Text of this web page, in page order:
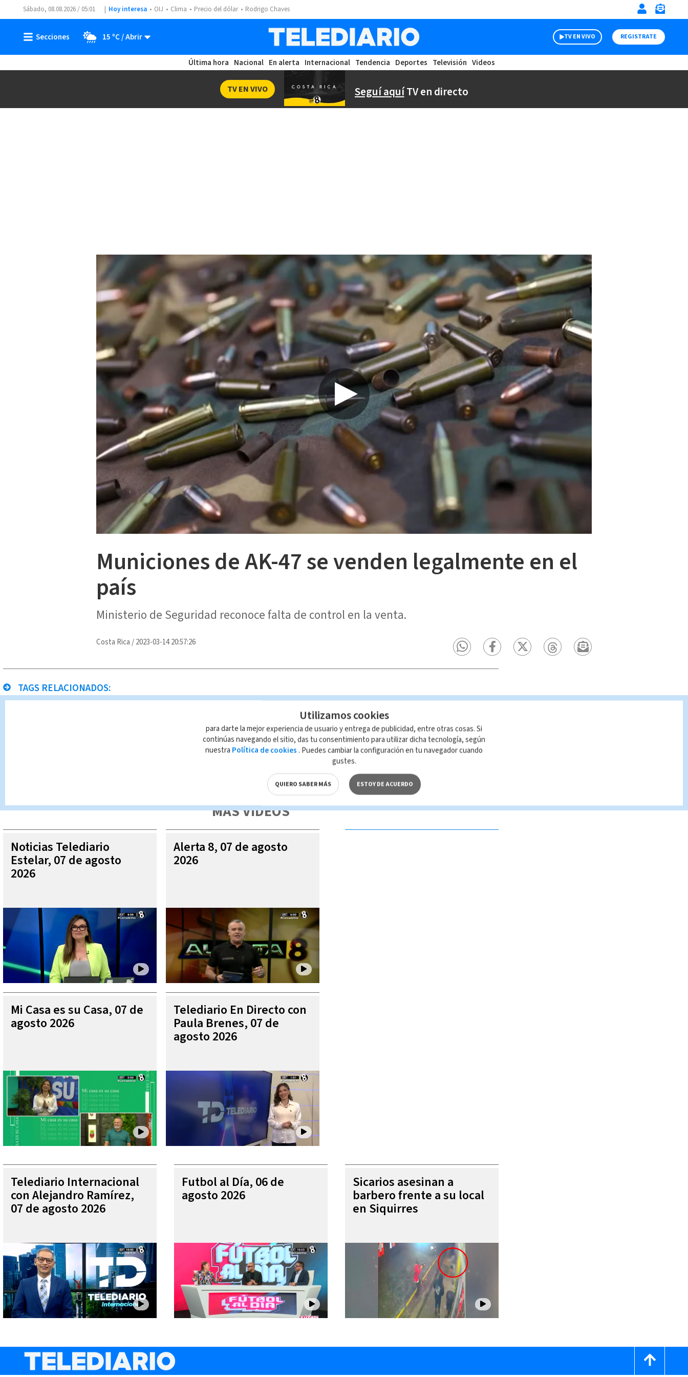
Sábado, 08.08.2026 / 05:01 Hoy interesa OIJ Clima Precio del dólar Rodrigo Chaves
15 ºC TV EN VIVO REGISTRATE
Última hora Nacional En alerta Internacional Tendencia Deportes Televisión Videos
Seguí aquíTV en directo
TV EN VIVO
Municiones de AK-47 se venden legalmente en el
país
Ministerio de Seguridad reconoce falta de control en la venta.
Costa Rica /2023-03-14 20:57:26
TAGS RELACIONADOS:
Queda prohibida la reproducción total o parcial del contenido de esta página, mismo que es propiedad de TELEDIARIO; su reproducción no
autorizada constituye una infracción y un delito de conformidad con las leyes aplicables.
MÁS VIDEOS
Noticias Telediario
Estelar, 07 de agosto
2026
Alerta 8, 07 de agosto
2026
Mi Casa es su Casa, 07 de
agosto 2026
Telediario En Directo con
Paula Brenes, 07 de
agosto 2026
Telediario Internacional
con Alejandro Ramírez,
07 de agosto 2026
Futbol al Día, 06 de
agosto 2026
Sicarios asesinan a
barbero frente a su local
en Siquirres
Utilizamos cookies
para darte la mejor experiencia de usuario y entrega de publicidad, entre otras cosas. Si
continúas navegando el sitio, das tu consentimiento para utilizar dicha tecnología, según
nuestra Política de cookies . Puedes cambiar la configuración en tu navegador cuando
gustes.
QUIERO SABER MÁS ESTOY DE ACUERDO